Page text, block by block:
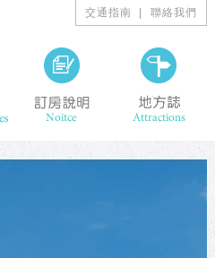
交通指南 聯絡我們
設施&服務 Facilities & Services
訂房說明 Noitce